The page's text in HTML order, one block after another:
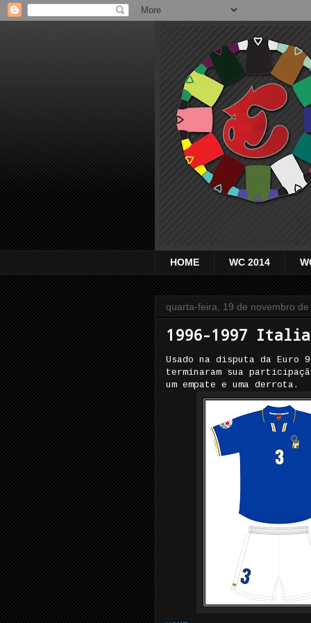
HOME WC 2014
quarta-feira, 19 de novembro
1996-1997 Italia
Usado na disputa da Euro
terminaram sua
um empate e uma derrota.